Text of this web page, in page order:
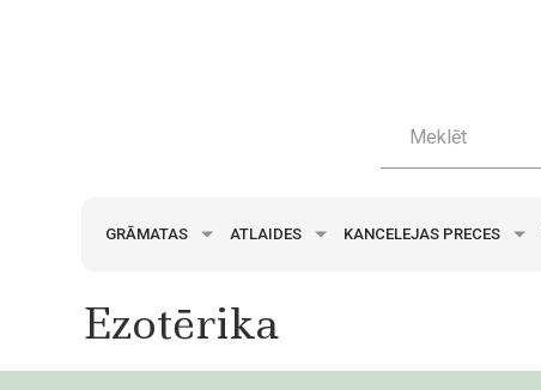
GRĀMATAS ATLAIDES KANCELEJAS PRECES
Ezotērika